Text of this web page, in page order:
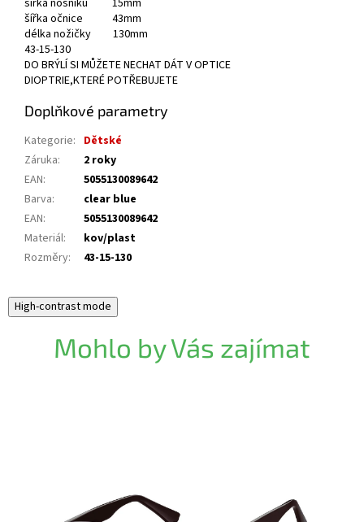
šířka nosníku 15mm
šířka očnice 43mm
délka nožičky 130mm
43-15-130
DO BRÝLÍ SI MŮŽETE NECHAT DÁT V OPTICE
DIOPTRIE,KTERÉ POTŘEBUJETE
Doplňkové parametry
Kategorie: Dětské
Záruka:
2 roky
EAN:
5055130089642
Barva:
clear blue
EAN:
5055130089642
Materiál:
kov/plast
Rozměry: 43-15-130
High-contrast mode
Mohlo by Vás zajímat